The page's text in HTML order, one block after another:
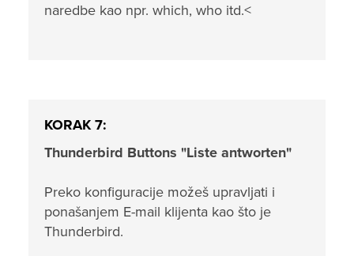
naredbe kao npr. which, who itd.<
KORAK 7:
Thunderbird Buttons "Liste antworten"
Preko konfiguracije možeš upravljati i
ponašanjem E-mail klijenta kao što je
Thunderbird.